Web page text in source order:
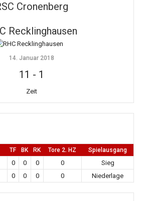
Cronenberg
Recklinghausen
14. Januar 2018
11 - 1
Zeit
TF BK RK Tore 2. HZ Spielausgang
0 0 0 0
Sieg
0 0 0 0 Niederlage